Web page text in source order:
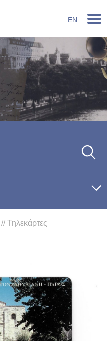
EN
//Τηλεκάρτες